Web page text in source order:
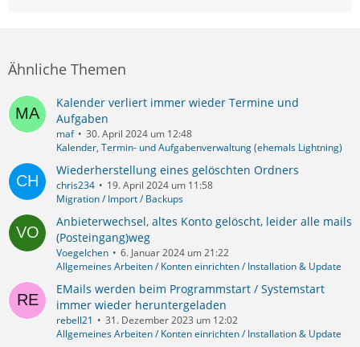
Ähnliche Themen
Kalender verliert immer wieder Termine und
Aufgaben
maf
30. April 2024 um 12:48
Kalender, Termin- und Aufgabenverwaltung (ehemals Lightning)
Wiederherstellung eines gelöschten Ordners
chris234
19. April 2024 um 11:58
Migration / Import / Backups
Anbieterwechsel, altes Konto gelöscht, leider alle mails
(Posteingang)weg
Voegelchen
6. Januar 2024 um 21:22
Allgemeines Arbeiten / Konten einrichten / Installation & Update
EMails werden beim Programmstart / Systemstart
immer wieder heruntergeladen
rebell21
31. Dezember 2023 um 12:02
Allgemeines Arbeiten / Konten einrichten / Installation & Update